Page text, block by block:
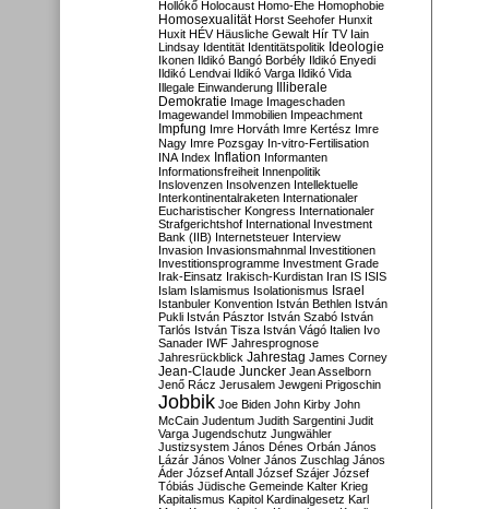
Hollókő Holocaust Homo-Ehe Homophobie
Homosexualität Horst Seehofer Hunxit
Huxit HÉV Häusliche Gewalt Hír TV Iain
Lindsay Identität Identitätspolitik Ideologie
Ikonen Ildikó Bangó Borbély Ildikó Enyedi
Ildikó Lendvai Ildikó Varga Ildikó Vida
Illegale Einwanderung Illiberale
Demokratie Image Imageschaden
Imagewandel Immobilien Impeachment
Impfung Imre Horváth Imre Kertész Imre
Nagy Imre Pozsgay In-vitro-Fertilisation
INA Index Inflation Informanten
Informationsfreiheit Innenpolitik
Inslovenzen Insolvenzen Intellektuelle
Interkontinentalraketen Internationaler
Eucharistischer Kongress Internationaler
Strafgerichtshof International Investment
Bank (IIB) Internetsteuer Interview
Invasion Invasionsmahnmal Investitionen
Investitionsprogramme Investment Grade
Irak-Einsatz Irakisch-Kurdistan Iran IS ISIS
Islam Islamismus Isolationismus Israel
Istanbuler Konvention István Bethlen István
Pukli István Pásztor István Szabó István
Tarlós István Tisza István Vágó Italien Ivo
Sanader IWF Jahresprognose
Jahresrückblick Jahrestag James Corney
Jean-Claude Juncker Jean Asselborn
Jenő Rácz Jerusalem Jewgeni Prigoschin
Jobbik Joe Biden John Kirby John
McCain Judentum Judith Sargentini Judit
Varga Jugendschutz Jungwähler
Justizsystem János Dénes Orbán János
Lázár János Volner János Zuschlag János
Áder József Antall József Szájer József
Tóbiás Jüdische Gemeinde Kalter Krieg
Kapitalismus Kapitol Kardinalgesetz Karl